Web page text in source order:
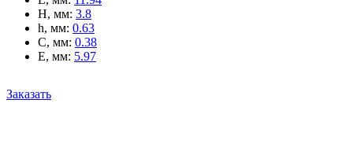
H, мм: 3.8
h, мм: 0.63
C, мм: 0.38
E, мм: 5.97
Заказать